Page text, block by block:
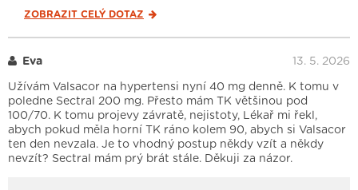
ZOBRAZIT CELÝ DOTAZ
Eva 13. 5. 2026
Užívám Valsacor na hypertensi nyní 40 mg denně. K tomu v
poledne Sectral 200 mg. Přesto mám TK většinou pod
100/70. K tomu projevy závratě, nejistoty, Lékař mi řekl,
abych pokud měla horní TK ráno kolem 90, abych si Valsacor
ten den nevzala. Je to vhodný postup někdy vzít a někdy
nevzít? Sectral mám prý brát stále. Děkuji za názor.